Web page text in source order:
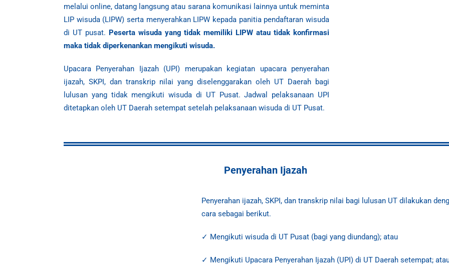
melalui online, datang langsung atau sarana komunikasi lainnya untuk meminta
LIP wisuda (LIPW) serta menyerahkan LIPW kepada panitia pendaftaran wisuda
di UT pusat. Peserta wisuda yang tidak memiliki LIPW atau tidak konfirmasi
maka tidak diperkenankan mengikuti wisuda.
Upacara Penyerahan Ijazah (UPI) merupakan kegiatan upacara penyerahan
ijazah, SKPI, dan transkrip nilai yang diselenggarakan oleh UT Daerah bagi
lulusan yang tidak mengikuti wisuda di UT Pusat. Jadwal pelaksanaan UPI
ditetapkan oleh UT Daerah setempat setelah pelaksanaan wisuda di UT Pusat.
Penyerahan Ijazah
Penyerahan ijazah, SKPI, dan transkrip nilai bagi lulusan UT dilakukan
cara sebagai berikut.
✓ Mengikuti wisuda di UT Pusat (bagi yang diundang); atau
✓ Mengikuti Upacara Penyerahan Ijazah (UPI) di UT Daerah setempat;